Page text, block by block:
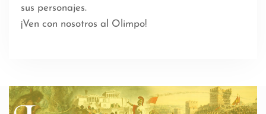
sus personajes.
¡Ven con nosotros al Olimpo!